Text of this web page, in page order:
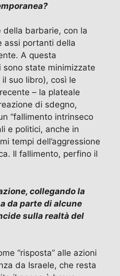
della barbarie, con la
assi portanti della
A questa
sono state minimizzate
suo libro), così le
– la plateale
di sdegno,
“fallimento intrinseco
e politici, anche in
tempi dell’aggressione
Il fallimento, perfino il
collegando la
da parte di alcune
sulla realtà del
“risposta” alle azioni
da Israele, che resta